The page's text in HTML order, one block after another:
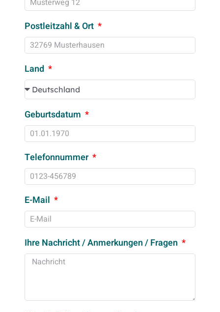
Postleitzahl & Ort
Land
Geburtsdatum
Telefonnummer
E-Mail
Ihre Nachricht / Anmerkungen / Fragen